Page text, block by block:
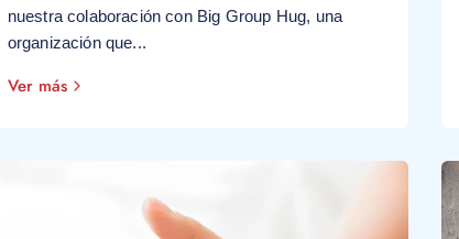
nuestra colaboración con Big Group Hug, una
organización que...
Ver más